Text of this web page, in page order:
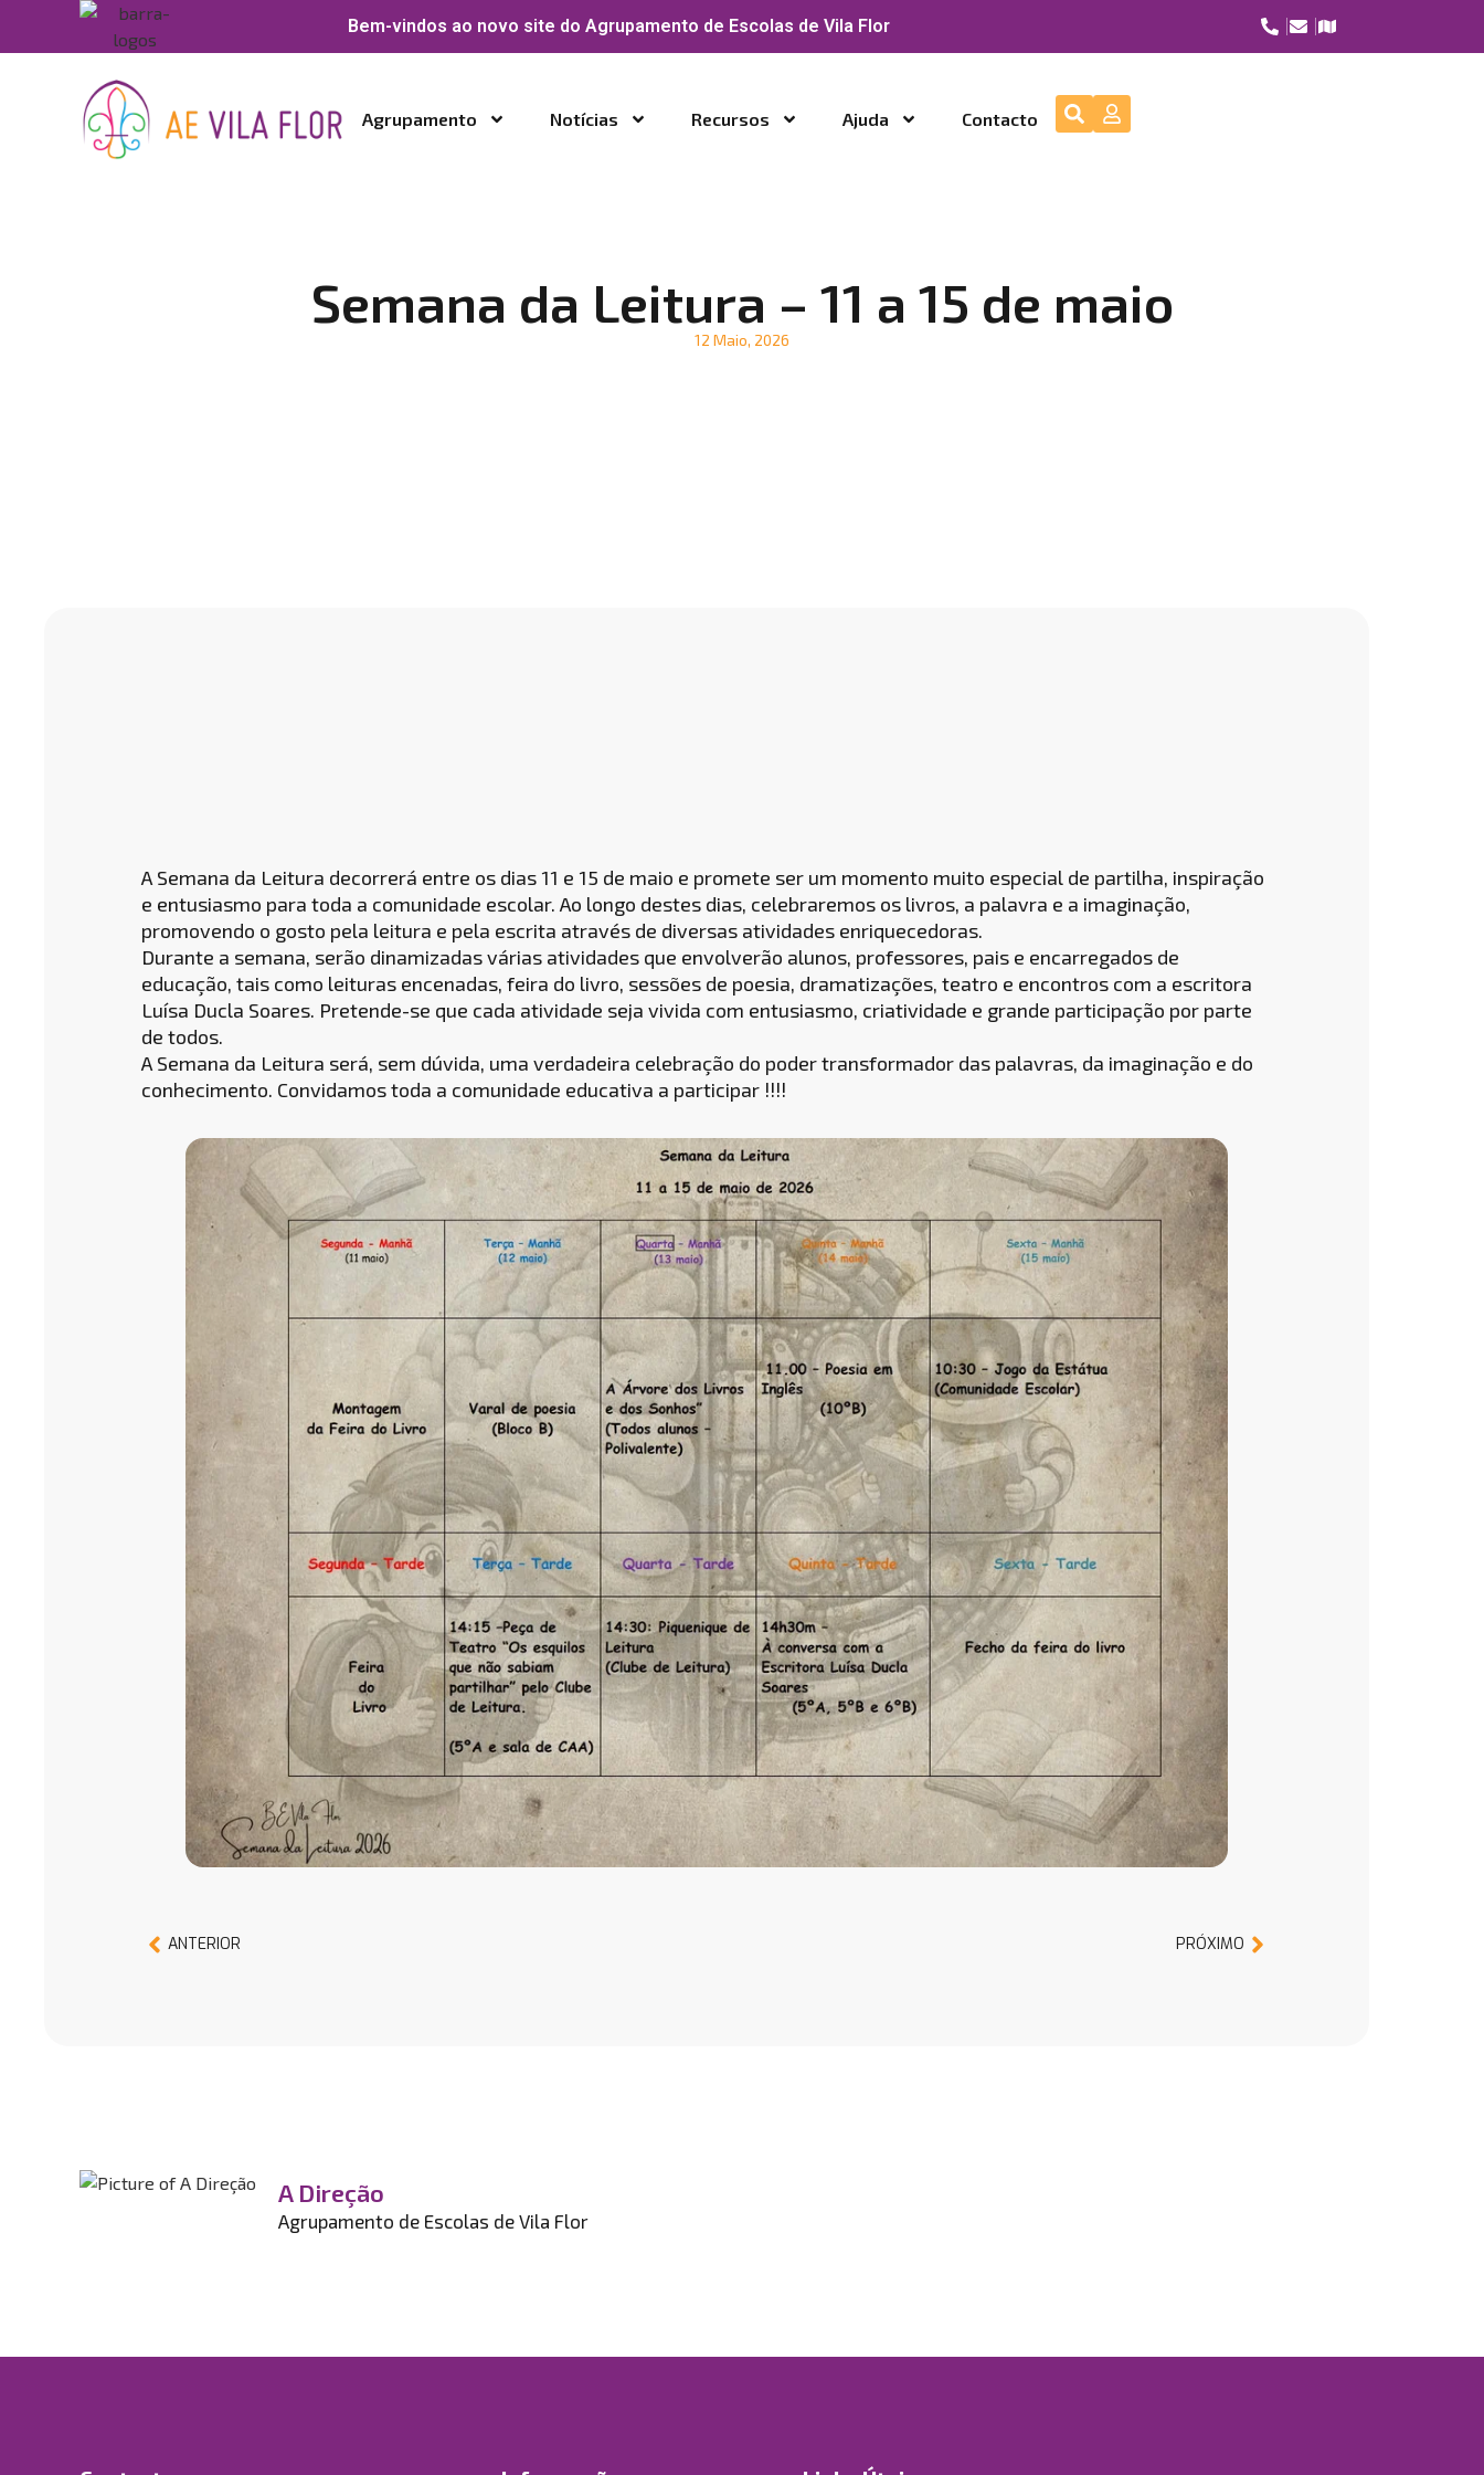
Bem-vindos ao novo site do Agrupamento de Escolas de Vila Flor
Agrupamento Notícias Recursos Ajuda Contacto
Semana da Leitura – 11 a 15 de maio
12 Maio, 2026
A Semana da Leitura decorrerá entre os dias 11 e 15 de maio e promete ser um momento muito especial de partilha, inspiração
e entusiasmo para toda a comunidade escolar. Ao longo destes dias, celebraremos os livros, a palavra e a imaginação,
promovendo o gosto pela leitura e pela escrita através de diversas atividades enriquecedoras.
Durante a semana, serão dinamizadas várias atividades que envolverão alunos, professores, pais e encarregados de
educação, tais como leituras encenadas, feira do livro, sessões de poesia, dramatizações, teatro e encontros com a escritora
Luísa Ducla Soares. Pretende-se que cada atividade seja vivida com entusiasmo, criatividade e grande participação por parte
de todos.
A Semana da Leitura será, sem dúvida, uma verdadeira celebração do poder transformador das palavras, da imaginação e do
conhecimento. Convidamos toda a comunidade educativa a participar !!!!
ANTERIOR PRÓXIMO
A Direção
Agrupamento de Escolas de Vila Flor